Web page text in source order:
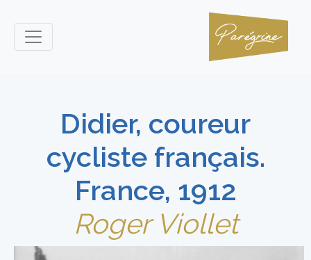
Didier, coureur
cycliste français.
France, 1912
Roger Viollet